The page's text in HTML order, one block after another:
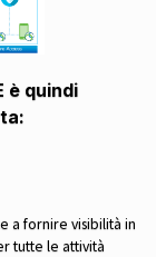
è quindi
a fornire visibilità in
tutte le attività